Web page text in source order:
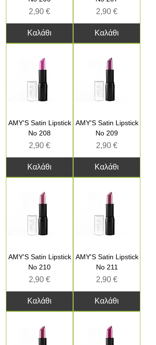
Τιμή
2,90 €
Καλάθι
Τιμή
2,90 €
Καλάθι
AMY'S Satin Lipstick
No 208
Τιμή
2,90 €
Καλάθι
AMY'S Satin Lipstick
No 209
Τιμή
2,90 €
Καλάθι
AMY'S Satin Lipstick
No 210
Τιμή
2,90 €
Καλάθι
AMY'S Satin Lipstick
No 211
Τιμή
2,90 €
Καλάθι